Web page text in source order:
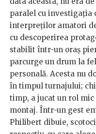
paralel cu investigația
interpreților amatori
cu descoperirea
stabilit într-un oraș
parcurge un drum la
personală. Acesta nu
în timpul turnajului;
timp, a jucat un rol
montaj. Într-un gest
Philibert dibuie,